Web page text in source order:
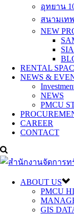
อุทยาน
สนามเท
NEW
RENTAL
NEWS &
NEWS
PMCU
CAREER
CONTACT
ABOUT US
PMCU
GIS